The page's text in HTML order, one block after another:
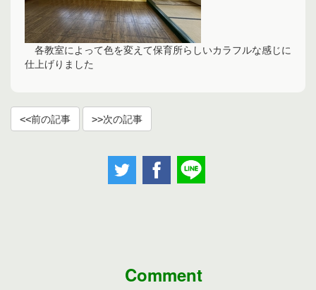
各教室によって色を変えて保育所らしいカラフルな感じに
仕上げりました
前の記事 次の記事
Comment